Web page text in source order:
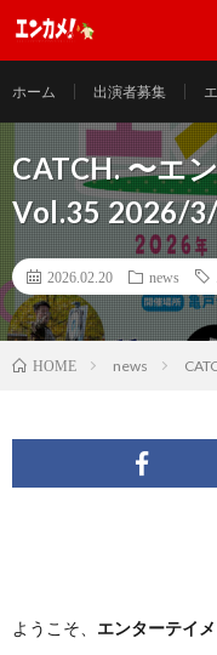
ホーム 出演者募集
CATCH. 〜エ
Vol.35 2026/
2026.02.20 news
HOME news
ようこそ、 エンターテイ